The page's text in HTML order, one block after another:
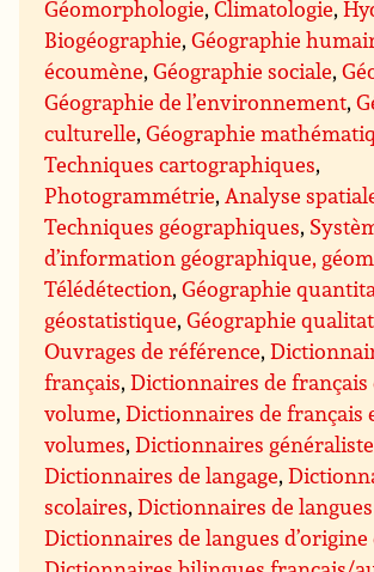
Géomorphologie,Climatologie,
Biogéographie,Géographie
écoumène,Géographie sociale,
Géographie de l’environnement,
culturelle,Géographie
Techniques cartographiques,
Photogrammétrie, Analyse
Techniques géographiques,
d’information géographique,
Télédétection,Géographie
géostatistique,Géographie
Ouvrages de référence,
français,Dictionnaires de français
volume,Dictionnaires de français
volumes,Dictionnaires
Dictionnaires de langage,
scolaires,Dictionnaires de
Dictionnaires de langues